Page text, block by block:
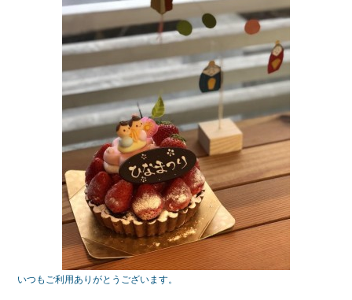
いつもご利用ありがとうございます。